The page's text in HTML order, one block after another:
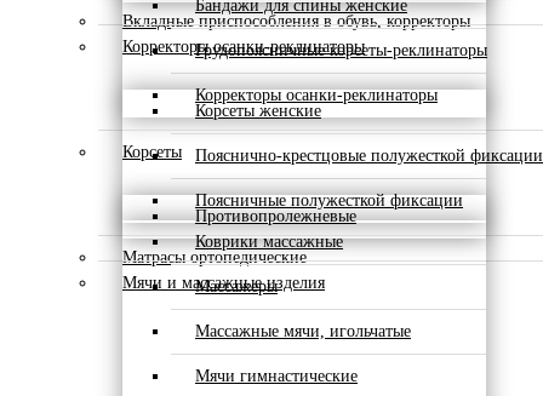
Вкладные приспособления в обувь, корректоры
Корректоры осанки-реклинаторы
Бандажи для спины женские
Грудопоясничные корсеты-реклинаторы
Корректоры осанки-реклинаторы
Корсеты
Корсеты женские
Пояснично-крестцовые полужесткой фиксации
Поясничные полужесткой фиксации
Матрасы ортопедические
Противопролежневые
Мячи и массажные изделия
Коврики массажные
Массажеры
Массажные мячи, игольчатые
Мячи гимнастические